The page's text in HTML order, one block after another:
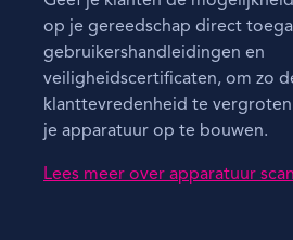
op je gereedschap direct
gebruikershandleidingen en
veiligheidscertificaten, om zo
klanttevredenheid te
je apparatuur op te bouwen.
Lees meer over apparatuur